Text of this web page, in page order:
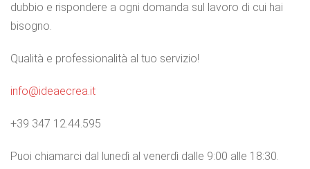
dubbio e rispondere a ogni domanda sul lavoro di cui hai
bisogno.
Qualità e professionalità al tuo servizio!
info@ideaecrea.it
+39 347 12.44.595
Puoi chiamarci dal lunedì al venerdì dalle 9:00 alle 18:30.